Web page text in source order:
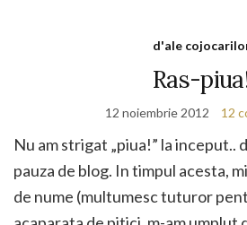
d'ale
Ras-
12 noiembrie 2012 12
Nu am strigat „piua!” la inceput..
pauza de blog. In timpul acesta,
de nume (multumesc tuturor